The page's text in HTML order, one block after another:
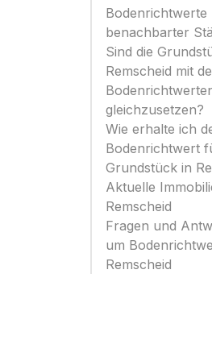
Bodenrichtwerte
benachbarter
Sind die
Remscheid mit
gleichzusetzen?
Wie erhalte ich
Bodenrichtwert
Grundstück in
Aktuelle
Remscheid
Fragen und
um
Remscheid